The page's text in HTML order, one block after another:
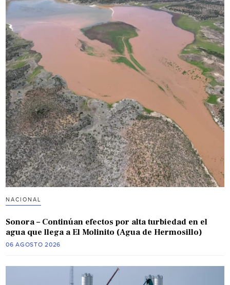
NACIONAL
Sonora – Continúan efectos por alta turbiedad en el
agua que llega a El Molinito (Agua de Hermosillo)
06 AGOSTO 2026